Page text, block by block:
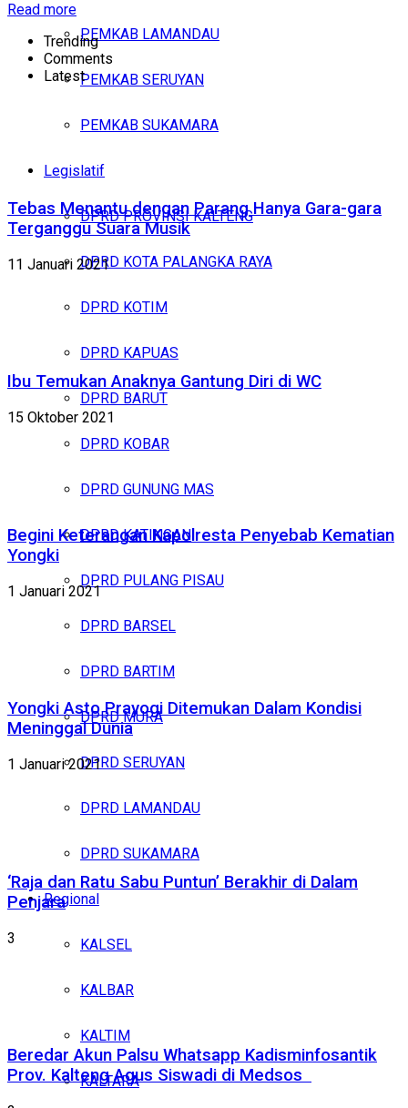
PEMKAB LAMANDAU
PEMKAB SERUYAN
PEMKAB SUKAMARA
Legislatif
DPRD PROVINSI KALTENG
DPRD KOTA PALANGKA RAYA
DPRD KOTIM
DPRD KAPUAS
DPRD BARUT
DPRD KOBAR
DPRD GUNUNG MAS
DPRD KATINGAN
DPRD PULANG PISAU
DPRD BARSEL
DPRD BARTIM
DPRD MURA
DPRD SERUYAN
DPRD LAMANDAU
DPRD SUKAMARA
Regional
KALSEL
KALBAR
KALTIM
KALTARA
Read more
Trending
Comments
Latest
Tebas Menantu dengan Parang Hanya Gara-gara
Terganggu Suara Musik
11 Januari 2021
Ibu Temukan Anaknya Gantung Diri di WC
15 Oktober 2021
Begini Keterangan Kapolresta Penyebab Kematian
Yongki
1 Januari 2021
Yongki Asto Prayogi Ditemukan Dalam Kondisi
Meninggal Dunia
1 Januari 2021
‘Raja dan Ratu Sabu Puntun’ Berakhir di Dalam
Penjara
3
Beredar Akun Palsu Whatsapp Kadisminfosantik
Prov. Kalteng Agus Siswadi di Medsos